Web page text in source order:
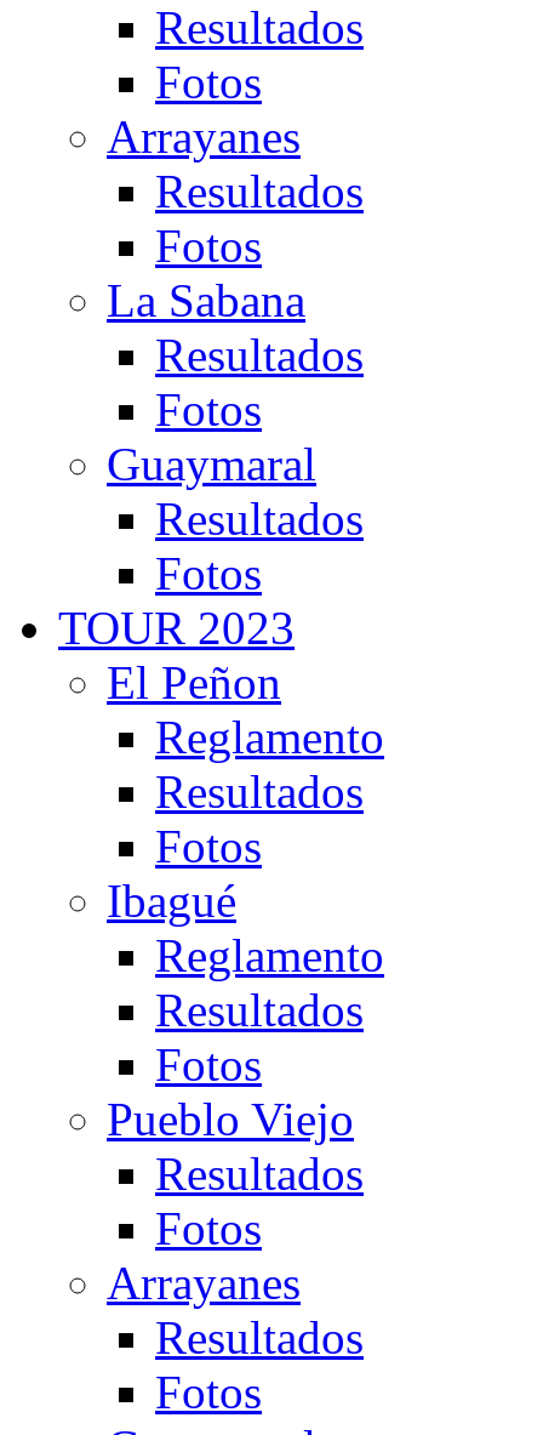
Resultados
Fotos
Arrayanes
Resultados
Fotos
La Sabana
Resultados
Fotos
Guaymaral
Resultados
Fotos
TOUR 2023
El Peñon
Reglamento
Resultados
Fotos
Ibagué
Reglamento
Resultados
Fotos
Pueblo Viejo
Resultados
Fotos
Arrayanes
Resultados
Fotos